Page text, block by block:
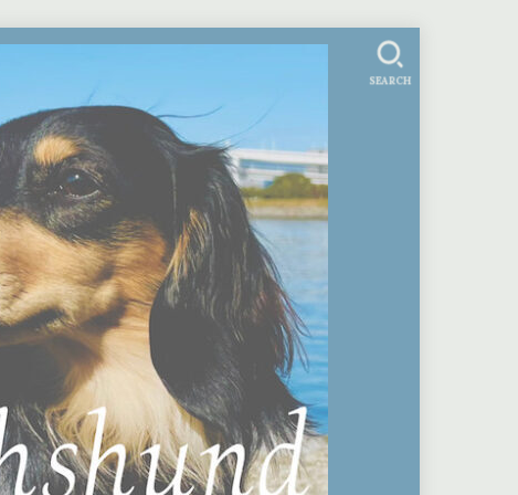
SEARCH